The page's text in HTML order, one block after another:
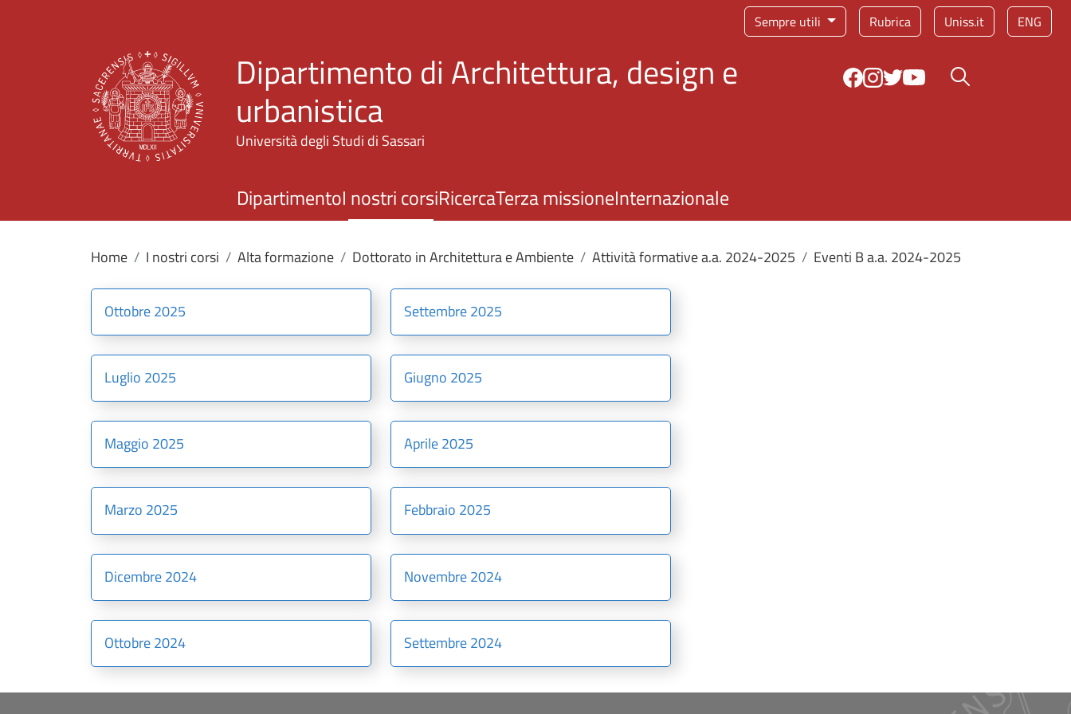
Sempre utili Rubrica Uniss.it ENG
Dipartimento di Architettura, design e
urbanistica
Università degli Studi di Sassari
Bottone cerca
DipartimentoI nostri corsiRicercaTerza missioneInternazionale
Home I nostri corsi Alta formazione Dottorato in Architettura e Ambiente Attività formative a.a. 2024-2025 Eventi B a.a. 2024-2025
Ottobre 2025 Settembre 2025
Luglio 2025 Giugno 2025
Maggio 2025 Aprile 2025
Marzo 2025 Febbraio 2025
Dicembre 2024 Novembre 2024
Ottobre 2024 Settembre 2024